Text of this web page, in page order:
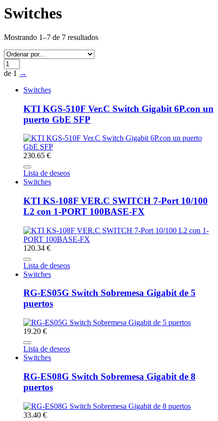
Switches
Mostrando 1–7 de 7 resultados
de 1 →
Switches
KTI KGS-510F Ver.C Switch Gigabit 6P.con un
puerto GbE SFP
230.65 €
Lista de deseos
Switches
KTI KS-108F VER.C SWITCH 7-Port 10/100
L2 con 1-PORT 100BASE-FX
120.34 €
Lista de deseos
Switches
RG-ES05G Switch Sobremesa Gigabit de 5
puertos
19.20 €
Lista de deseos
Switches
RG-ES08G Switch Sobremesa Gigabit de 8
puertos
33.40 €